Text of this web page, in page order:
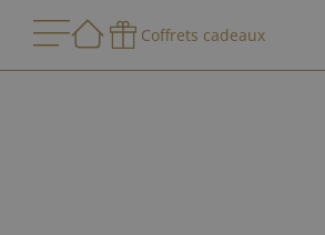
Coffrets cadeaux